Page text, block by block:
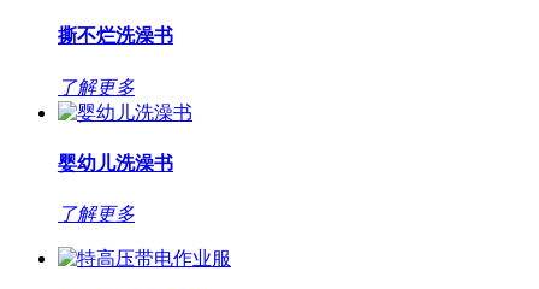
撕不烂洗澡书
了解更多
婴幼儿洗澡书
了解更多